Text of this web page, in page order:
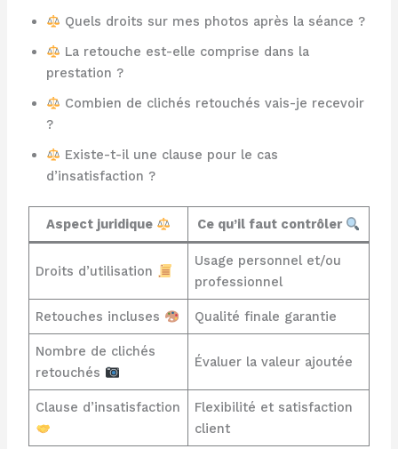
Quels droits sur mes photos après la séance ?
La retouche est-elle comprise dans la
prestation ?
Combien de clichés retouchés vais-je recevoir
?
Existe-t-il une clause pour le cas
d’insatisfaction ?
Aspect juridique Ce qu’il faut contrôler
Droits d’utilisation
Usage personnel et/ou
professionnel
Retouches incluses Qualité finale garantie
Nombre de clichés
retouchés
Évaluer la valeur ajoutée
Clause d’insatisfaction
Flexibilité et satisfaction
client